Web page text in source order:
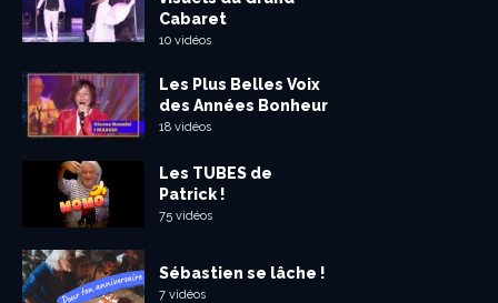
Cabaret
10 vidéos
Les Plus Belles Voix
des Années Bonheur
18 vidéos
Les TUBES de
Patrick !
75 vidéos
Sébastien se lâche !
7 vidéos